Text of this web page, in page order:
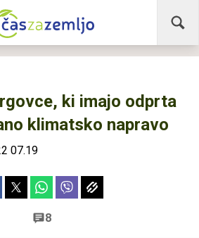
ki imajo odprta
klimatsko napravo
07.19
8